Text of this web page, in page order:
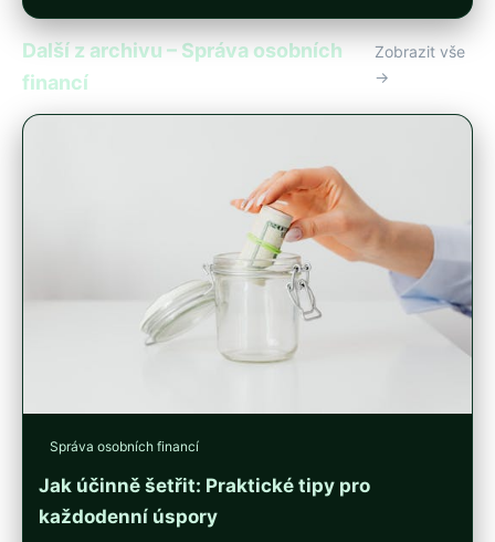
Další z archivu – Správa osobních
financí
Zobrazit vše
→
Správa osobních financí
Jak účinně šetřit: Praktické tipy pro
každodenní úspory